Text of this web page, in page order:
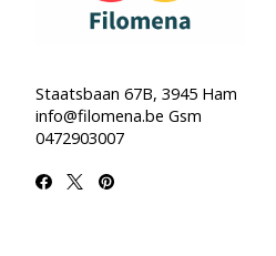
Staatsbaan 67B, 3945 Ham
info@filomena.be Gsm
0472903007